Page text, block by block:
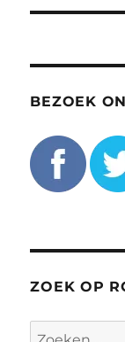
BEZOEK
ZOEK OP
Zoeken